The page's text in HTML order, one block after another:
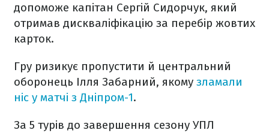
допоможе капітан Сергій Сидорчук, який
отримав дискваліфікацію за перебір жовтих
карток.
Гру ризикує пропустити й центральний
оборонець Ілля Забарний, якому зламали
ніс у матчі з Дніпром-1.
За 5 турів до завершення сезону УПЛ